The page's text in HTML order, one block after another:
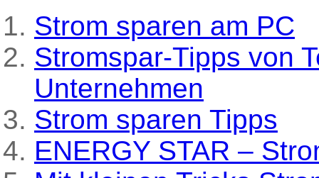
Strom sparen am PC
Stromspar-Tipps von
Unternehmen
Strom sparen Tipps
ENERGY STAR –